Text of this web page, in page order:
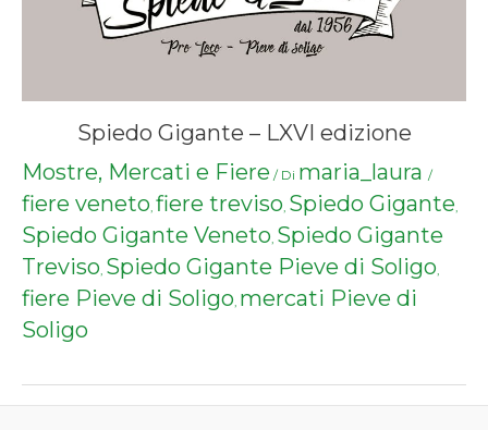
Spiedo Gigante – LXVI edizione
Mostre, Mercati e Fiere / Di maria_laura /
fiere veneto, fiere treviso, Spiedo Gigante,
Spiedo Gigante Veneto, Spiedo Gigante
Treviso, Spiedo Gigante Pieve di Soligo,
fiere Pieve di Soligo, mercati Pieve di
Soligo